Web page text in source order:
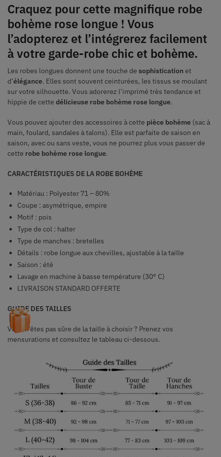
Craquez pour cette magnifique robe
bohème rose longue ! Vous
l’adopterez et l’intégrerez facilement
à votre garde-robe chic et bohème.
Les robes longues donnent une touche de sophisticationet
d’élégance. Elles sont souvent ceinturées, les tissus se moulant
sur votre silhouette. Vous adorerez l’imprimé très tendance et
hippie de cette délicieuse robe bohème rose longue.
Vous pouvez ajouter des accessoires à cette pièce bohème (sac à
main, foulard, sandales à talons). Elle est parfaite de saison en
saison, avec ou sans veste, vous ne pourrez plus vous passer de
cette robe bohème rose longue.
CARACTÉRISTIQUES DE LA ROBE BOHÈME
Matériau : Polyester 71 – 80%
Coupe : asymétrique, empire
Motif : pois
Type de col : halter
Type de manches : bretelles
Détails : robe longue aux chevilles, ajustable à la taille
Saison : été
Lavage en machine à basse température (30° C)
LIVRAISON STANDARD OFFERTE
GUIDE DES TAILLES
Vous n’êtes pas sûre de la taille à choisir ? Prenez vos
mensurations et consultez le tableau ci-dessous.